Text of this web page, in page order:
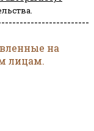
на
лицам.